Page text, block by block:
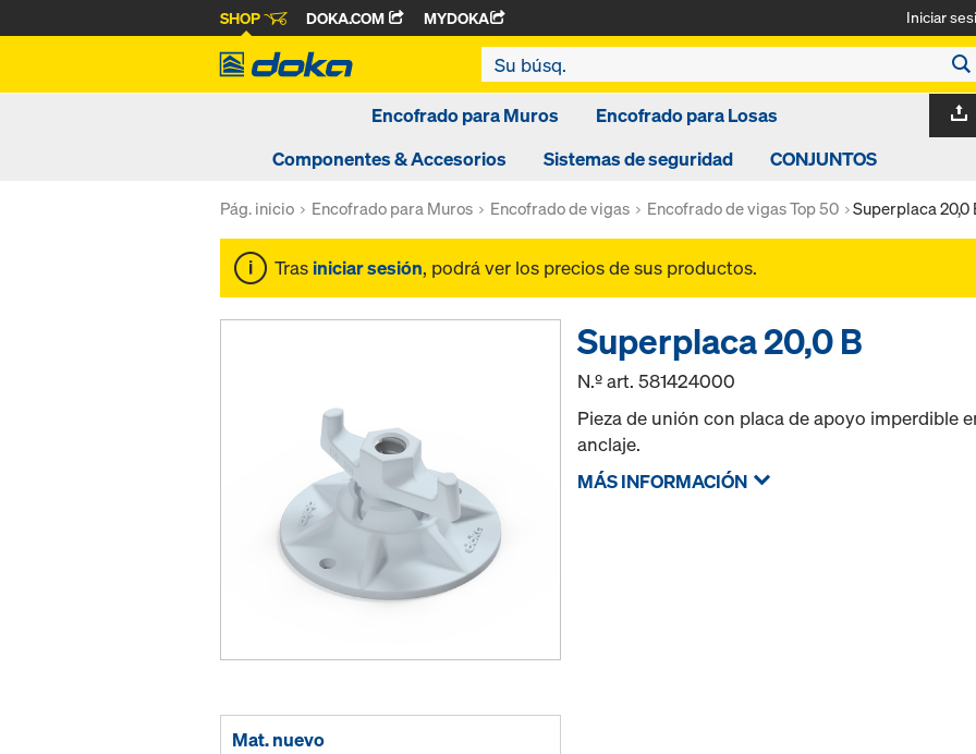
SHOP DOKA.COM MYDOKA Iniciar
Encofrado para Muros
Encofrado para Losas
Componentes & Accesorios
Sistemas de seguridad CONJUNTOS
Pág. inicio Encofrado para Muros Encofrado de vigas Encofrado de vigas Top 50 Superplaca 20,0
Tras iniciar sesión, podrá ver los precios de sus productos.
Superplaca 20,0 B
N.º art.581424000
Pieza de unión con placa de apoyo imperdible
anclaje.
MÁS INFORMACIÓN
Mat. nuevo